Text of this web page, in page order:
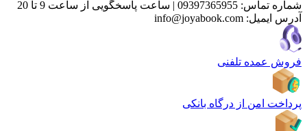
شماره تماس: 09397365955
| ساعت پاسخگویی از ساعت 9 تا 20
آدرس ایمیل: info@joyabook.com
فروش عمده تلفنی
پرداخت امن از درگاه بانکی